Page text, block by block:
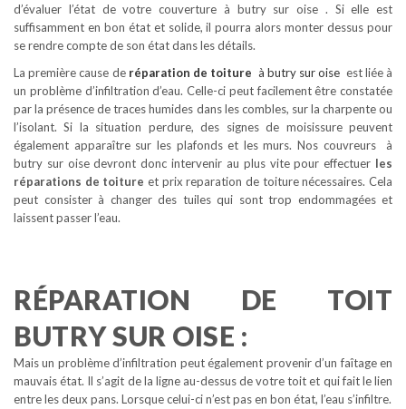
d’évaluer l’état de votre couverture à butry sur oise . Si elle est
suffisamment en bon état et solide, il pourra alors monter dessus pour
se rendre compte de son état dans les détails.
La première cause deréparation de toiture à butry sur oise est liée à
un problème d’infiltration d’eau. Celle-ci peut facilement être constatée
par la présence de traces humides dans les combles, sur la charpente ou
l’isolant. Si la situation perdure, des signes de moisissure peuvent
également apparaître sur les plafonds et les murs. Nos couvreurs à
butry sur oise devront donc intervenir au plus vite pour effectuer les
réparations de toiture et prix reparation de toiture nécessaires. Cela
peut consister à changer des tuiles qui sont trop endommagées et
laissent passer l’eau.
RÉPARATION DE TOIT
BUTRY SUR OISE :
Mais un problème d’infiltration peut également provenir d’un faîtage en
mauvais état. Il s’agit de la ligne au-dessus de votre toit et qui fait le lien
entre les deux pans. Lorsque celui-ci n’est pas en bon état, l’eau s’infiltre.